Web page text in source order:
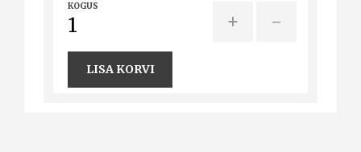
KOGUS
+ -
LISA KORVI